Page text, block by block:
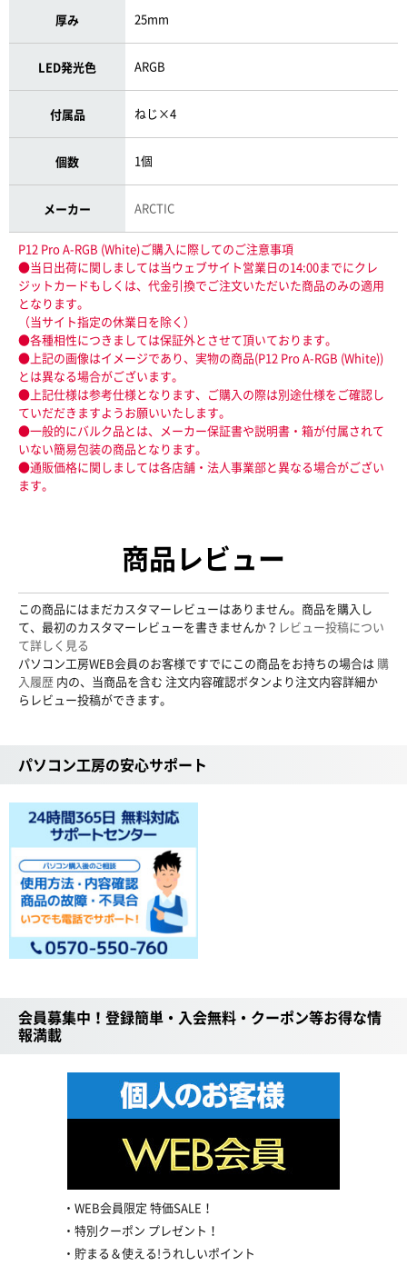
厚み 25mm
LED発光色 ARGB
付属品 ねじ×4
個数 1個
メーカー ARCTIC
P12 Pro A-RGB (White)ご購入に際してのご注意事項
●当日出荷に関しましては当ウェブサイト営業日の14:00までにクレ
ジットカードもしくは、代金引換でご注文いただいた商品のみの適用
となります。
（当サイト指定の休業日を除く）
●各種相性につきましては保証外とさせて頂いております。
●上記の画像はイメージであり、実物の商品(P12 Pro A-RGB (White))
とは異なる場合がございます。
●上記仕様は参考仕様となります、ご購入の際は別途仕様をご確認し
ていだだきますようお願いいたします。
●一般的にバルク品とは、メーカー保証書や説明書・箱が付属されて
いない簡易包装の商品となります。
●通販価格に関しましては各店舗・法人事業部と異なる場合がござい
ます。
商品レビュー
この商品にはまだカスタマーレビューはありません。商品を購入し
て、最初のカスタマーレビューを書きませんか？ レビュー投稿につい
て詳しく見る
パソコン工房WEB会員のお客様ですでにこの商品をお持ちの場合は 購
入履歴 内の、当商品を含む 注文内容確認ボタンより注文内容詳細か
らレビュー投稿ができます。
パソコン工房の安心サポート
会員募集中！登録簡単・入会無料・クーポン等お得な情
報満載
WEB会員限定 特価SALE！
特別クーポン プレゼント！
貯まる＆使える!うれしいポイント